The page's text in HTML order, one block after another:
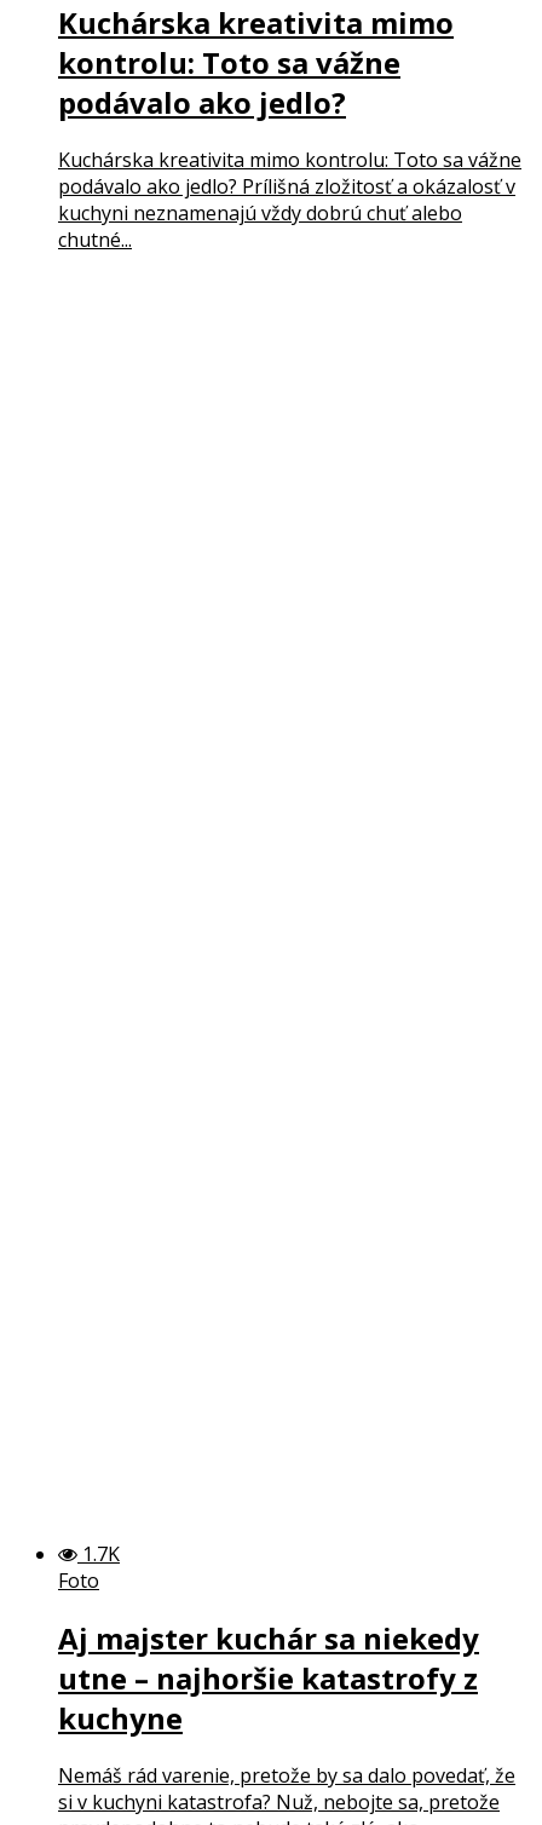
Kuchárska kreativita mimo
kontrolu: Toto sa vážne
podávalo ako jedlo?
Kuchárska kreativita mimo kontrolu: Toto sa vážne
podávalo ako jedlo? Prílišná zložitosť a okázalosť v
kuchyni neznamenajú vždy dobrú chuť alebo
chutné...
1.7K
Foto
Aj majster kuchár sa niekedy
utne – najhoršie katastrofy z
kuchyne
Nemáš rád varenie, pretože by sa dalo povedať, že
si v kuchyni katastrofa? Nuž, nebojte sa, pretože